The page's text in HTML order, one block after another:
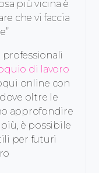
più vicina è
che vi faccia
professionali
di lavoro
online con
oltre le
approfondire
è possibile
per futuri